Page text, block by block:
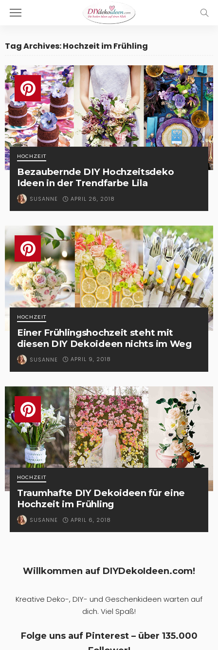
Tag Archives: Hochzeit im Frühling
HOCHZEIT
Bezaubernde DIY Hochzeitsdeko
Ideen in der Trendfarbe Lila
SUSANNE APRIL 26, 2018
HOCHZEIT
Einer Frühlingshochzeit steht mit
diesen DIY Dekoideen nichts im Weg
SUSANNE APRIL 9, 2018
HOCHZEIT
Traumhafte DIY Dekoideen für eine
Hochzeit im Frühling
SUSANNE APRIL 6, 2018
Willkommen auf DIYDekoIdeen.com!
Kreative Deko-, DIY- und Geschenkideen warten auf
dich. Viel Spaß!
Folge uns auf Pinterest – über 135.000